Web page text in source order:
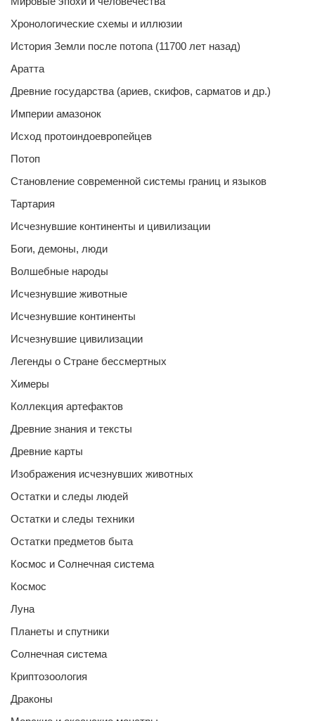
Хронологические схемы и иллюзии
История Земли после потопа (11700 лет назад)
Аратта
Древние государства (ариев, скифов, сарматов и др.)
Империи амазонок
Исход протоиндоевропейцев
Потоп
Становление современной системы границ и языков
Тартария
Исчезнувшие континенты и цивилизации
Боги, демоны, люди
Волшебные народы
Исчезнувшие животные
Исчезнувшие континенты
Исчезнувшие цивилизации
Легенды о Стране бессмертных
Химеры
Коллекция артефактов
Древние знания и тексты
Древние карты
Изображения исчезнувших животных
Остатки и следы людей
Остатки и следы техники
Остатки предметов быта
Космос и Солнечная система
Космос
Луна
Планеты и спутники
Солнечная система
Криптозоология
Драконы